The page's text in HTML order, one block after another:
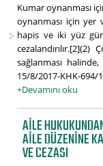
Kumar oynanması
oynanması için yer
hapis ve iki yüz
sağlanması
15/8/2017-KHK-
+Devamını oku
AILE
AILE DÜZENINE
VE CEZASI